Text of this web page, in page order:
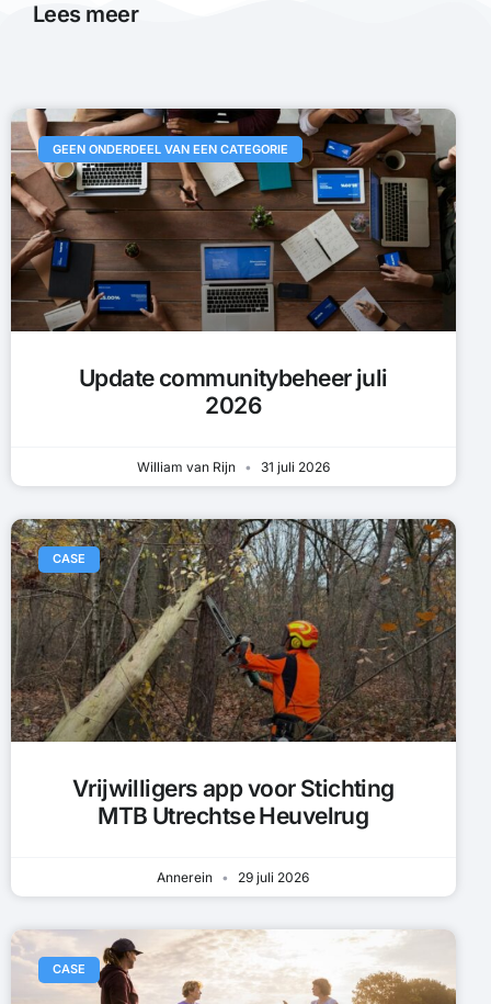
Lees meer
GEEN ONDERDEEL VAN EEN CATEGORIE
Update communitybeheer juli
2026
William van Rijn 31 juli 2026
CASE
Vrijwilligers app voor Stichting
MTB Utrechtse Heuvelrug
Annerein 29 juli 2026
CASE